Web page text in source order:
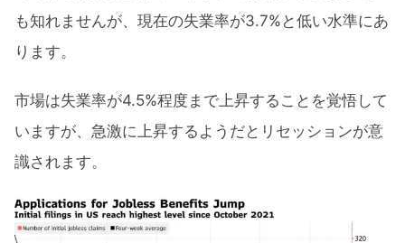
も知れませんが、現在の失業率が3.7%と低い水準にあ
ります。
市場は失業率が4.5%程度まで上昇することを覚悟して
いますが、急激に上昇するようだとリセッションが意
識されます。